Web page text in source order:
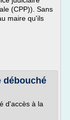
(CPP)). Sans
maire qu'ils
débouché
d'accès à la